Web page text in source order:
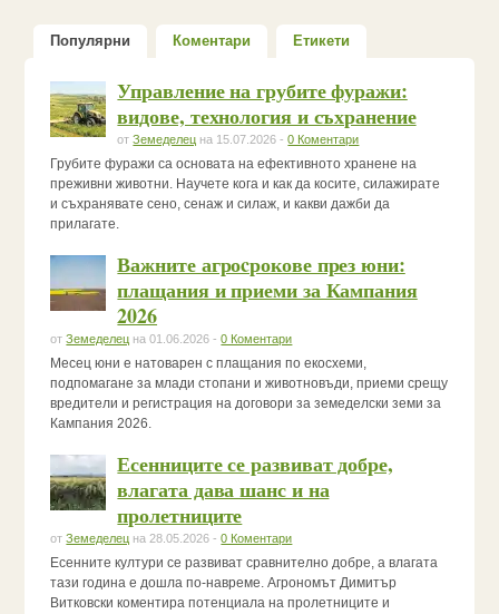
Популярни Коментари Етикети
Управление на грубите фуражи:
видове, технология и съхранение
отЗемеделец на 15.07.2026 -0 Коментари
Грубите фуражи са основата на ефективното хранене на
преживни животни. Научете кога и как да косите, силажирате
и съхранявате сено, сенаж и силаж, и какви дажби да
прилагате.
Важните агроcрокове през юни:
плащания и приеми за Кампания
2026
отЗемеделец на 01.06.2026 -0 Коментари
Месец юни е натоварен с плащания по екосхеми,
подпомагане за млади стопани и животновъди, приеми срещу
вредители и регистрация на договори за земеделски земи за
Кампания 2026.
Есенниците се развиват добре,
влагата дава шанс и на
пролетниците
отЗемеделец на 28.05.2026 -0 Коментари
Есенните култури се развиват сравнително добре, а влагата
тази година е дошла по-навреме. Агрономът Димитър
Витковски коментира потенциала на пролетниците и